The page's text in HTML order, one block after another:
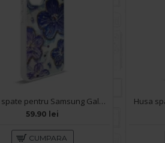
Husa spate pentru Samsung Galaxy A34 5G- Rizz case
59.90 lei
CUMPARA